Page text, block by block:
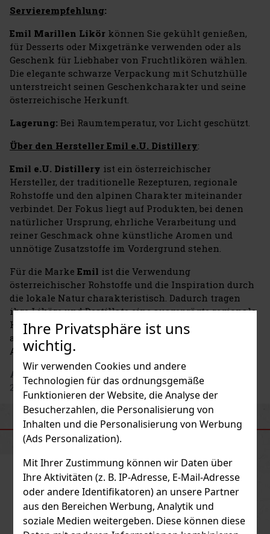
Ihre Privatsphäre ist uns
wichtig.
Wir verwenden Cookies und andere
Technologien für das ordnungsgemäße
Funktionieren der Website, die Analyse der
Besucherzahlen, die Personalisierung von
Inhalten und die Personalisierung von Werbung
(Ads Personalization).
Mit Ihrer Zustimmung können wir Daten über
Ihre Aktivitäten (z. B. IP-Adresse, E-Mail-Adresse
oder andere Identifikatoren) an unsere Partner
aus den Bereichen Werbung, Analytik und
soziale Medien weitergeben. Diese können diese
Servierempfehlung:
Emil Marillen Likör können Sie gekühlt genießen,
für Desserts oder Mixgetränke verwenden oder als
Geschenk für Liebhaber von Fruchtlikören wählen.
Die elegante schwarze Verpackung mit Schutzhülle
unterstreicht seinen Geschenkcharakter und seine
österreichische Herkunft.
Lagerung: Bei Raumtemperatur, vor Licht geschützt.
Über den Hersteller Emil e.U. Distillery:
Emil e.U. Distillery ist ein österreichischer
Hersteller, der traditionelle Rezepturen, regionale
Rohstoffe und den alpinen Charakter miteinander
verbindet. Der Fokus liegt auf Produkten, bei denen
natürlicher Ursprung, ehrliche Verarbeitung und
reiner Geschmack ohne künstliche Aromen und
unnötige Zusatzstoffe im Vordergrund stehen.
Für die Marke Emil ist die Verwendung
österreichischer Rohstoffe und die Inspiration durch
die lokale Natur charakteristisch. Dadurch tragen
ihre Liköre und Destillate eine ausgeprägte regionale
Handschrift und sprechen Kunden an, die
authentische alpine Spezialitäten mit originellem
Aussehen und Geschmack suchen.
Adresse des Herstellers
: Emil e.U. distillery, Auleiten
20, 4910 Ried im Innkreis, AT
ÄHNLICHE PRODUKTE
Neu